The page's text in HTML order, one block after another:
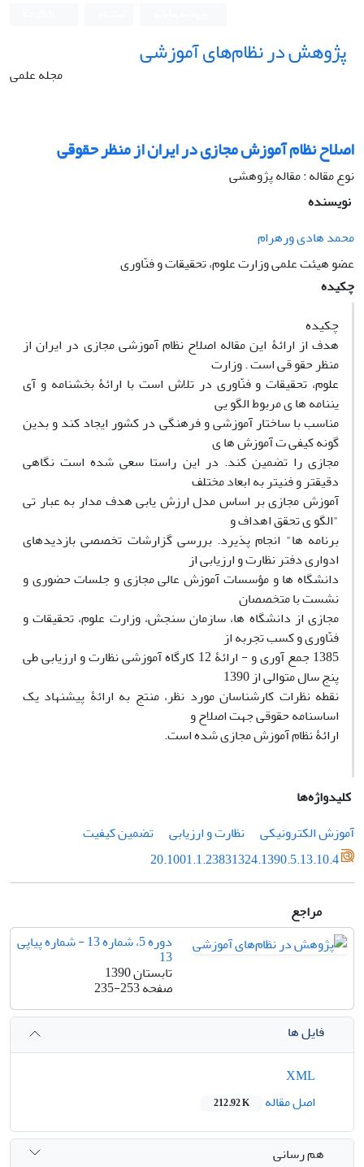
پژوهش در نظام‌های آموزشی
مجله علمی
اصلاح نظام آموزش مجازی در ایران از منظر حقوقی
نوع مقاله : مقاله پژوهشی
نویسنده
محمد هادی ورهرام
عضو هیئت علمی وزارت علوم، تحقیقات و فنّاوری
چکیده
چکیده
هدف از ارائۀ این مقاله اصلاح نظام آموزشی مجازی در ایران از
منظر حقو قی است . وزارت
علوم، تحقیقات و فنّاوری در تلاش است با ارائۀ بخشنامه و آی
یننامه ها ی مربوط الگو یی
مناسب با ساختار آموزشی و فرهنگی در کشور ایجاد کند و بدین
گونه کیفی ت آموزش ها ی
مجازی را تضمین کند. در این راستا سعی شده است نگاهی
دقیقتر و فنیتر به ابعاد مختلف
آموزش مجازی بر اساس مدل ارزش یابی هدف مدار به عبار تی
"الگو ی تحقق اهداف و
برنامه ها" انجام پذیرد. بررسی گزارشات تخصصی بازدیدهای
ادواری دفتر نظارت و ارزیابی از
دانشگاه ها و مؤسسات آموزش عالی مجازی و جلسات حضوری و
نشست با متخصصان
مجازی از دانشگاه ها، سازمان سنجش، وزارت علوم، تحقیقات و
فنّاوری و کسب تجربه از
1385 جمع آوری و - ارائۀ 12 کارگاه آموزشی نظارت و ارزیابی طی
پنج سال متوالی از 1390
نقطه نظرات کارشناسان مورد نظر، منتج به ارائۀ پیشنهاد یک
اساسنامه حقوقی جهت اصلاح و
ارائۀ نظام آموزش مجازی شده است.
کلیدواژه‌ها
آموزش الکترونیکی
نظارت و ارزیابی
تضمین کیفیت
20.1001.1.23831324.1390.5.13.10.4
مراجع
دوره 5، شماره 13 - شماره پیاپی
13
تابستان 1390
صفحه235-253
فایل ها
اصل مقاله
212.92 K
هم رسانی